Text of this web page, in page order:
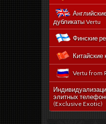
Vertu Signature
Vertu Aster
Vertu Ti
Vertu
noviy-vertu-
new-touch
catalog
543-vertu-
touch-
en
category
175-novyj-
signature-
дубликаты Vertu
Финские
Китайские
Vertu from
элитных
(Exclusive Exotic)